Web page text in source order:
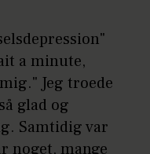
a minute,
Jeg troede
glad og
Samtidig var
noget, mange